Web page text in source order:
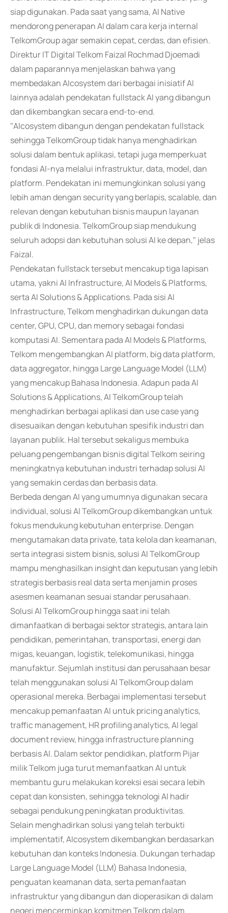
siap digunakan. Pada saat yang sama, AI Native
mendorong penerapan AI dalam cara kerja internal
TelkomGroup agar semakin cepat, cerdas, dan efisien.
Direktur IT Digital Telkom Faizal Rochmad Djoemadi
dalam paparannya menjelaskan bahwa yang
membedakan AIcosystem dari berbagai inisiatif AI
lainnya adalah pendekatan fullstack AI yang dibangun
dan dikembangkan secara end-to-end.
"AIcosystem dibangun dengan pendekatan fullstack
sehingga TelkomGroup tidak hanya menghadirkan
solusi dalam bentuk aplikasi, tetapi juga memperkuat
fondasi AI-nya melalui infrastruktur, data, model, dan
platform. Pendekatan ini memungkinkan solusi yang
lebih aman dengan security yang berlapis, scalable, dan
relevan dengan kebutuhan bisnis maupun layanan
publik di Indonesia. TelkomGroup siap mendukung
seluruh adopsi dan kebutuhan solusi AI ke depan," jelas
Faizal.
Pendekatan fullstack tersebut mencakup tiga lapisan
utama, yakni AI Infrastructure, AI Models & Platforms,
serta AI Solutions & Applications. Pada sisi AI
Infrastructure, Telkom menghadirkan dukungan data
center, GPU, CPU, dan memory sebagai fondasi
komputasi AI. Sementara pada AI Models & Platforms,
Telkom mengembangkan AI platform, big data platform,
data aggregator, hingga Large Language Model (LLM)
yang mencakup Bahasa Indonesia. Adapun pada AI
Solutions & Applications, AI TelkomGroup telah
menghadirkan berbagai aplikasi dan use case yang
disesuaikan dengan kebutuhan spesifik industri dan
layanan publik. Hal tersebut sekaligus membuka
peluang pengembangan bisnis digital Telkom seiring
meningkatnya kebutuhan industri terhadap solusi AI
yang semakin cerdas dan berbasis data.
Berbeda dengan AI yang umumnya digunakan secara
individual, solusi AI TelkomGroup dikembangkan untuk
fokus mendukung kebutuhan enterprise. Dengan
mengutamakan data private, tata kelola dan keamanan,
serta integrasi sistem bisnis, solusi AI TelkomGroup
mampu menghasilkan insight dan keputusan yang lebih
strategis berbasis real data serta menjamin proses
asesmen keamanan sesuai standar perusahaan.
Solusi AI TelkomGroup hingga saat ini telah
dimanfaatkan di berbagai sektor strategis, antara lain
pendidikan, pemerintahan, transportasi, energi dan
migas, keuangan, logistik, telekomunikasi, hingga
manufaktur. Sejumlah institusi dan perusahaan besar
telah menggunakan solusi AI TelkomGroup dalam
operasional mereka. Berbagai implementasi tersebut
mencakup pemanfaatan AI untuk pricing analytics,
traffic management, HR profiling analytics, AI legal
document review, hingga infrastructure planning
berbasis AI. Dalam sektor pendidikan, platform Pijar
milik Telkom juga turut memanfaatkan AI untuk
membantu guru melakukan koreksi esai secara lebih
cepat dan konsisten, sehingga teknologi AI hadir
sebagai pendukung peningkatan produktivitas.
Selain menghadirkan solusi yang telah terbukti
implementatif, AIcosystem dikembangkan berdasarkan
kebutuhan dan konteks Indonesia. Dukungan terhadap
Large Language Model (LLM) Bahasa Indonesia,
penguatan keamanan data, serta pemanfaatan
infrastruktur yang dibangun dan dioperasikan di dalam
negeri mencerminkan komitmen Telkom dalam